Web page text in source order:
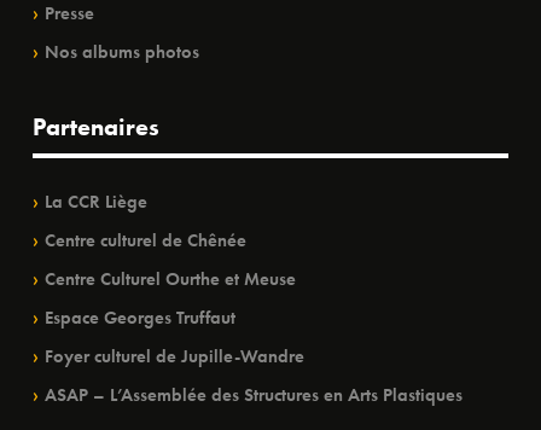
Presse
Nos albums photos
Partenaires
La CCR Liège
Centre culturel de Chênée
Centre Culturel Ourthe et Meuse
Espace Georges Truffaut
Foyer culturel de Jupille-Wandre
ASAP – L’Assemblée des Structures en Arts Plastiques